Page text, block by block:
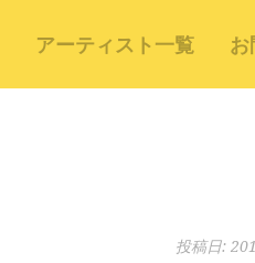
アーティスト一覧
投稿日: